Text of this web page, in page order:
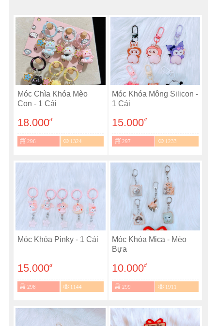
Móc Chìa Khóa Mèo
Con - 1 Cái
18.000đ
296 1324
Móc Khóa Mông Silicon -
1 Cái
15.000đ
297 1233
Móc Khóa Pinky - 1 Cái
15.000đ
298 1144
Móc Khóa Mica - Mèo
Bựa
10.000đ
299 1911